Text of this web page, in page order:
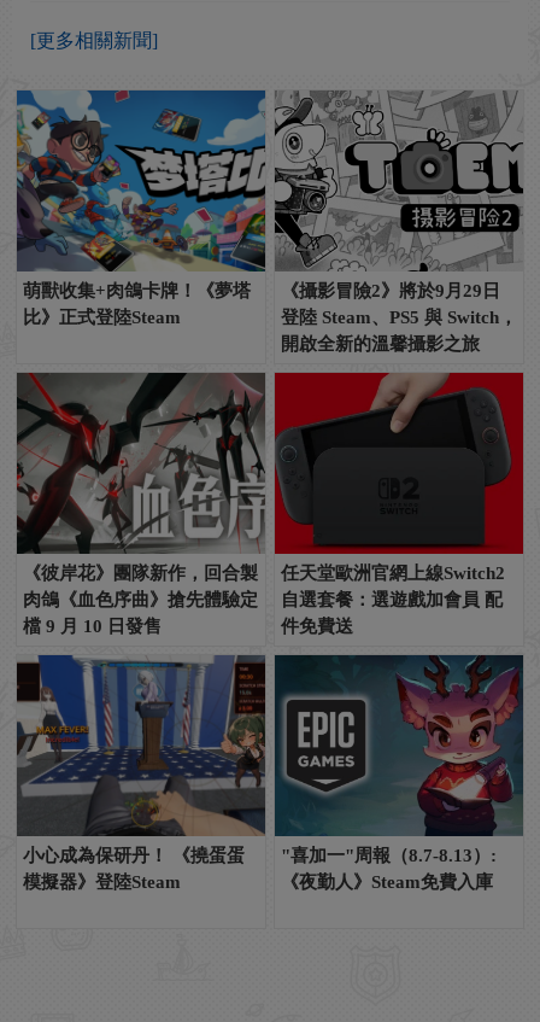
[更多相關新聞]
萌獸收集+肉鴿卡牌！《夢塔
比》正式登陸Steam
《攝影冒險2》將於9月29日
登陸 Steam、PS5 與 Switch，
開啟全新的溫馨攝影之旅
《彼岸花》團隊新作，回合製
肉鴿《血色序曲》搶先體驗定
檔 9 月 10 日發售
任天堂歐洲官網上線Switch2
自選套餐：選遊戲加會員 配
件免費送
小心成為保研丹！ 《撓蛋蛋
模擬器》登陸Steam
"喜加一"周報（8.7-8.13）:
《夜勤人》Steam免費入庫